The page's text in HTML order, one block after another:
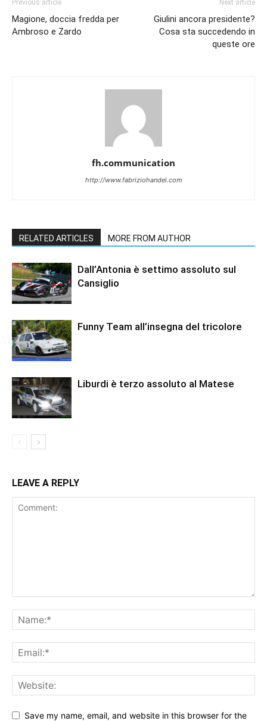
Previous article
Magione, doccia fredda per
Ambroso e Zardo
Next article
Giulini ancora presidente?
Cosa sta succedendo in
queste ore
fh.communication
http://www.fabriziohandel.com
RELATED ARTICLES MORE FROM AUTHOR
Dall’Antonia è settimo assoluto sul
Cansiglio
Funny Team all’insegna del tricolore
Liburdi è terzo assoluto al Matese
LEAVE A REPLY
Save my name, email, and website in this browser for the